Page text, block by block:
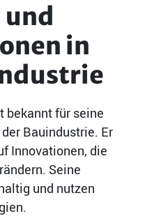
in
bekannt für seine
Bauindustrie. Er
Innovationen, die
Seine
und nutzen